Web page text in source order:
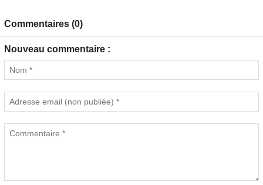
Commentaires (0)
Nouveau commentaire :